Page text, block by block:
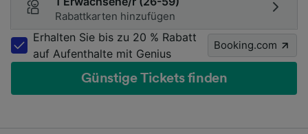
Rabattkarten hinzufügen
Erhalten Sie bis zu 20 % Rabatt
auf Aufenthalte mit Genius
Booking.com
Günstige Tickets finden